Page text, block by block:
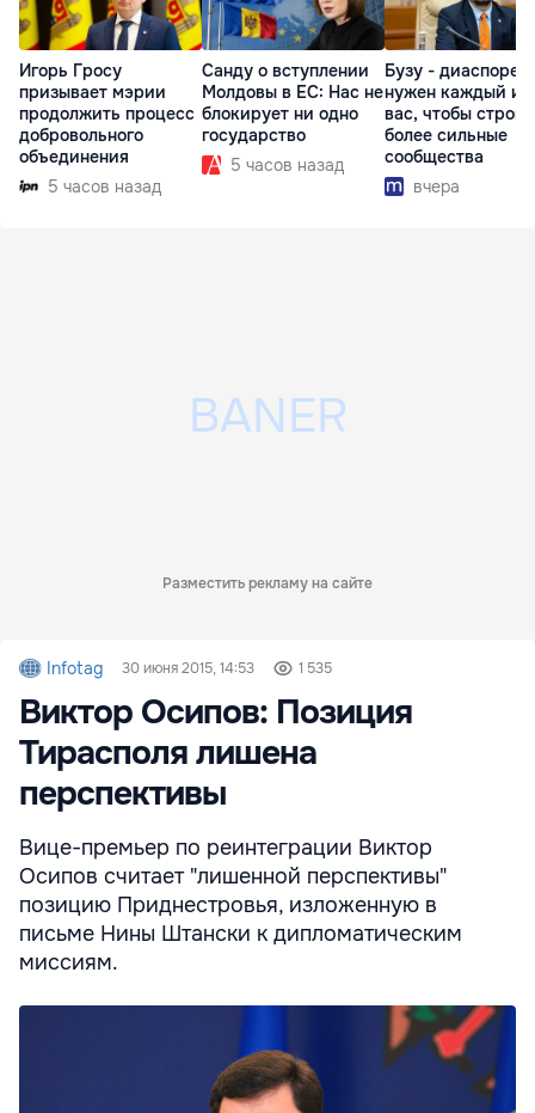
Игорь Гросу
призывает мэрии
продолжить процесс
добровольного
объединения
5 часов назад
Санду о вступлении
Молдовы в ЕС: Нас не
блокирует ни одно
государство
5 часов назад
Бузу - диаспоре:
нужен каждый из
вас, чтобы
более сильные
сообщества
вчера
Разместить рекламу на сайте
Infotag 30 июня 2015, 14:53 1 535
Виктор Осипов: Позиция
Тирасполя лишена
перспективы
Вице-премьер по реинтеграции Виктор
Осипов считает "лишенной перспективы"
позицию Приднестровья, изложенную в
письме Нины Штански к дипломатическим
миссиям.